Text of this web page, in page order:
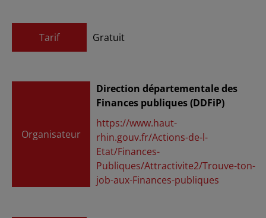
Tarif Gratuit
Organisateur
Direction départementale des
Finances publiques (DDFiP)
https://www.haut-
rhin.gouv.fr/Actions-de-l-
Etat/Finances-
Publiques/Attractivite2/Trouve-ton-
job-aux-Finances-publiques